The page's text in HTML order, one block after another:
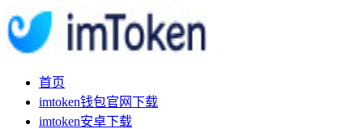
首页
imtoken钱包官网下载
imtoken安卓下载